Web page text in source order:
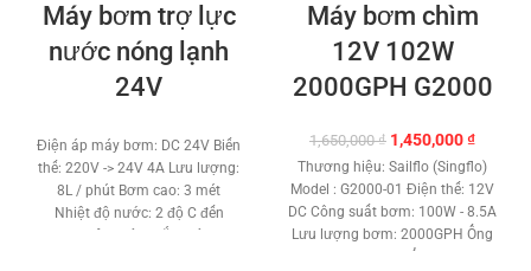
Máy bơm trợ lực
nước nóng lạnh
24V
Điện áp máy bơm: DC 24V Biến
thế: 220V -> 24V 4A Lưu lượng:
8L / phút Bơm cao: 3 mét
Nhiệt độ nước: 2 độ C đến
Máy bơm chìm
12V 102W
2000GPH G2000
1,650,000₫ Giá
gốc
là:
1,650,000 ₫.
1,450,000₫Giá
hiện
tại
là:
Thương hiệu: Sailflo (Singflo)
Model : G2000-01 Điện thế: 12V
DC Công suất bơm: 100W - 8.5A
Lưu lượng bơm: 2000GPH Ống